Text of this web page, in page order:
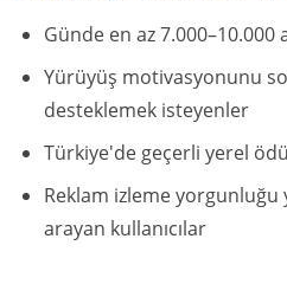
Günde en az
Yürüyüş motivasyonunu
desteklemek isteyenler
Türkiye'de geçerli yerel
Reklam izleme yorgunluğu
arayan kullanıcılar